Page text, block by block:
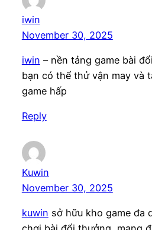
iwin
November 30, 2025
iwin – nền tảng game bài
bạn có thể thử vận may và
game hấp
Reply
Kuwin
November 30, 2025
kuwin sở hữu kho game đa